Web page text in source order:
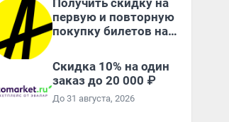
Получить скидку на
первую и повторную
покупку билетов на
Скидка 10% на один
заказ до 20 000 ₽
До 31 августа, 2026